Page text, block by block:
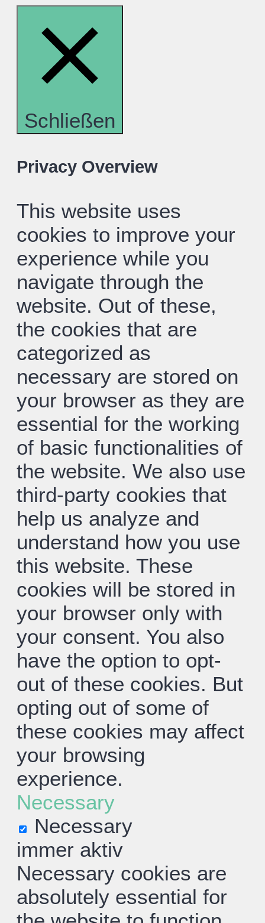
Schließen
Privacy Overview
This website uses
cookies to improve your
experience while you
navigate through the
website. Out of these,
the cookies that are
categorized as
necessary are stored on
your browser as they are
essential for the working
of basic functionalities of
the website. We also use
third-party cookies that
help us analyze and
understand how you use
this website. These
cookies will be stored in
your browser only with
your consent. You also
have the option to opt-
out of these cookies. But
opting out of some of
these cookies may affect
your browsing
experience.
Necessary
Necessary
immer aktiv
Necessary cookies are
absolutely essential for